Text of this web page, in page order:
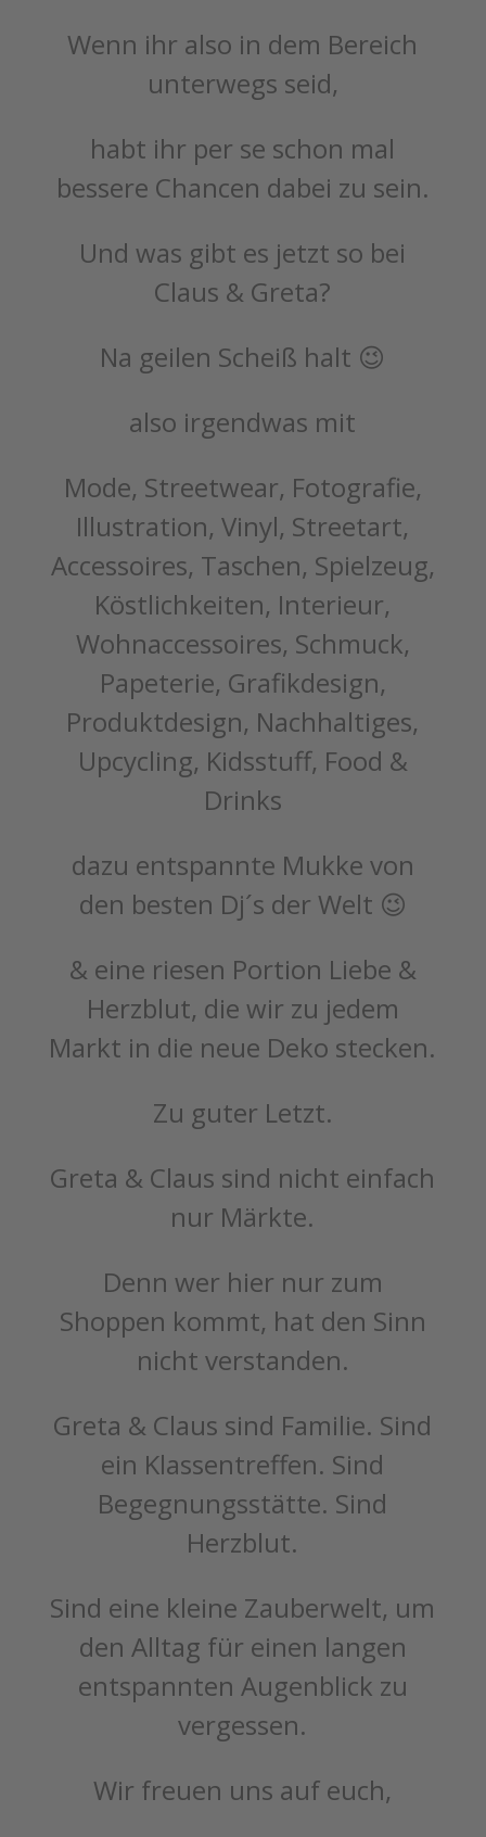
Wenn ihr also in dem Bereich
unterwegs seid,
habt ihr per se schon mal
bessere Chancen dabei zu sein.
Und was gibt es jetzt so bei
Claus & Greta?
Na geilen Scheiß halt 😉
also irgendwas mit
Mode, Streetwear, Fotografie,
Illustration, Vinyl, Streetart,
Accessoires, Taschen, Spielzeug,
Köstlichkeiten, Interieur,
Wohnaccessoires, Schmuck,
Papeterie, Grafikdesign,
Produktdesign, Nachhaltiges,
Upcycling, Kidsstuff, Food &
Drinks
dazu entspannte Mukke von
den besten Dj´s der Welt 😉
& eine riesen Portion Liebe &
Herzblut, die wir zu jedem
Markt in die neue Deko stecken.
Zu guter Letzt.
Greta & Claus sind nicht einfach
nur Märkte.
Denn wer hier nur zum
Shoppen kommt, hat den Sinn
nicht verstanden.
Greta & Claus sind Familie. Sind
ein Klassentreffen. Sind
Begegnungsstätte. Sind
Herzblut.
Sind eine kleine Zauberwelt, um
den Alltag für einen langen
entspannten Augenblick zu
vergessen.
Wir freuen uns auf euch,